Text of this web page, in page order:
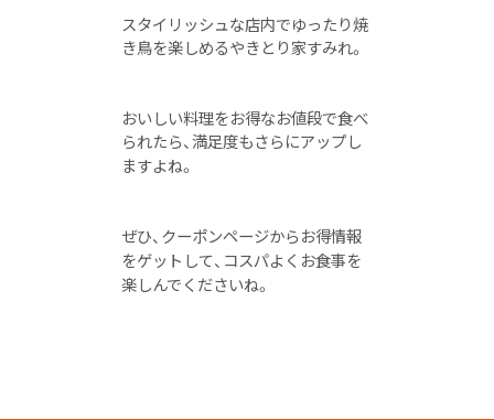
スタイリッシュな店内でゆったり焼
き鳥を楽しめるやきとり家すみれ。
おいしい料理をお得なお値段で食べ
られたら、満足度もさらにアップし
ますよね。
ぜひ、クーポンページからお得情報
をゲットして、コスパよくお食事を
楽しんでくださいね。